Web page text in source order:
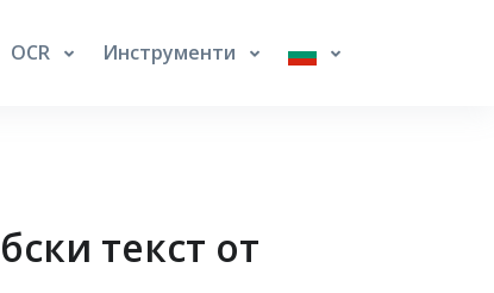
OCR Инструменти
текст от